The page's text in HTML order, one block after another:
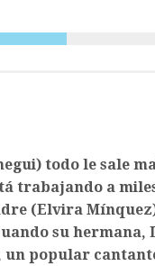
todo le sale
trabajando a
(Elvira
su hermana,
popular